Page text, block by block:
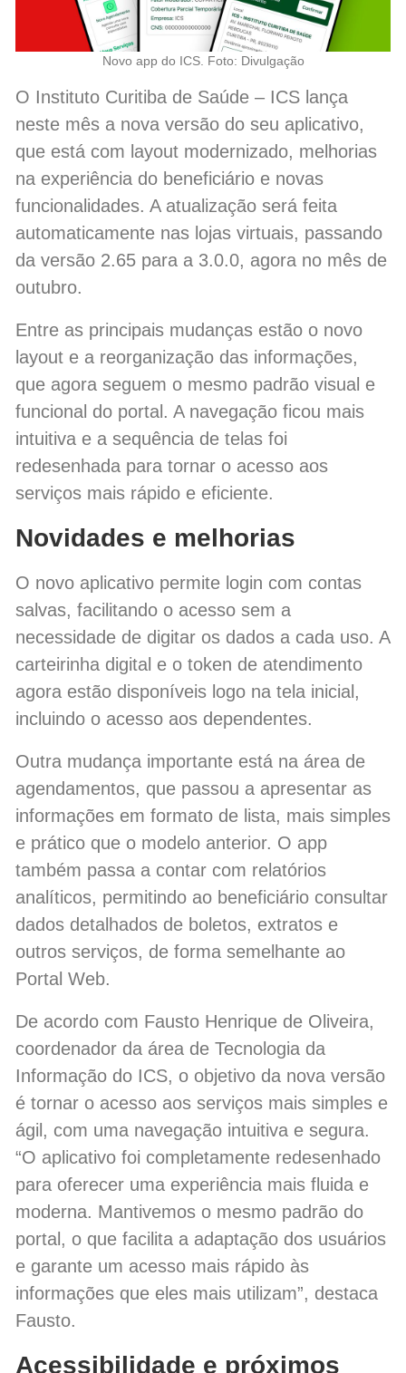
Novo app do ICS. Foto: Divulgação
O Instituto Curitiba de Saúde – ICS lança
neste mês a nova versão do seu aplicativo,
que está com layout modernizado, melhorias
na experiência do beneficiário e novas
funcionalidades. A atualização será feita
automaticamente nas lojas virtuais, passando
da versão 2.65 para a 3.0.0, agora no mês de
outubro.
Entre as principais mudanças estão o novo
layout e a reorganização das informações,
que agora seguem o mesmo padrão visual e
funcional do portal. A navegação ficou mais
intuitiva e a sequência de telas foi
redesenhada para tornar o acesso aos
serviços mais rápido e eficiente.
Novidades e melhorias
O novo aplicativo permite login com contas
salvas, facilitando o acesso sem a
necessidade de digitar os dados a cada uso. A
carteirinha digital e o token de atendimento
agora estão disponíveis logo na tela inicial,
incluindo o acesso aos dependentes.
Outra mudança importante está na área de
agendamentos, que passou a apresentar as
informações em formato de lista, mais simples
e prático que o modelo anterior. O app
também passa a contar com relatórios
analíticos, permitindo ao beneficiário consultar
dados detalhados de boletos, extratos e
outros serviços, de forma semelhante ao
Portal Web.
De acordo com Fausto Henrique de Oliveira,
coordenador da área de Tecnologia da
Informação do ICS, o objetivo da nova versão
é tornar o acesso aos serviços mais simples e
ágil, com uma navegação intuitiva e segura.
“O aplicativo foi completamente redesenhado
para oferecer uma experiência mais fluida e
moderna. Mantivemos o mesmo padrão do
portal, o que facilita a adaptação dos usuários
e garante um acesso mais rápido às
informações que eles mais utilizam”, destaca
Fausto.
Acessibilidade e próximos